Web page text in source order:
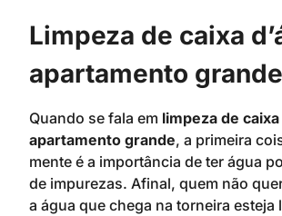
Limpeza de caixa
apartamento grande
Quando se fala em limpeza de caixa
apartamento grande, a primeira
mente é a importância de ter água
de impurezas. Afinal, quem não
a água que chega na torneira esteja